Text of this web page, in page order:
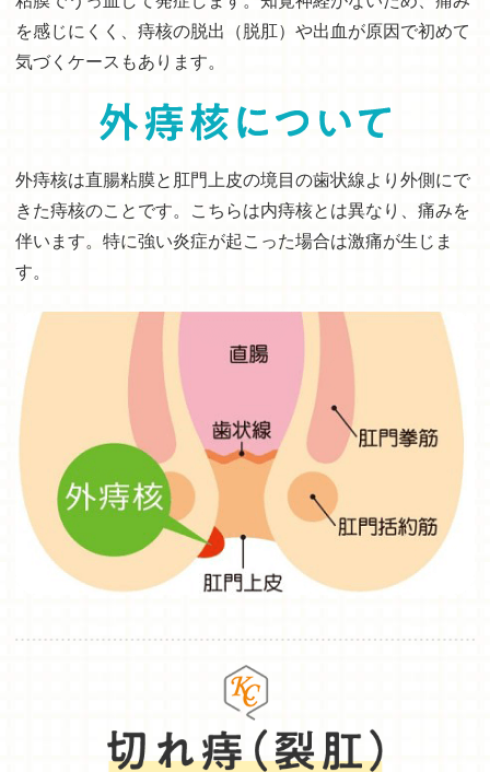
を感じにくく、痔核の脱出（脱肛）や出血が原因で初めて
気づくケースもあります。
外痔核は直腸粘膜と肛門上皮の境目の歯状線より外側にで
きた痔核のことです。こちらは内痔核とは異なり、痛みを
伴います。特に強い炎症が起こった場合は激痛が生じま
す。